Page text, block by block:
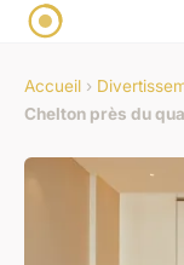
Accueil ›
Chelton près du